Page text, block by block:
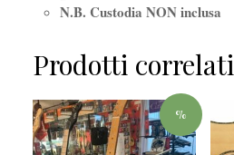
N.B. Custodia NON inclusa
Prodotti correlati
%